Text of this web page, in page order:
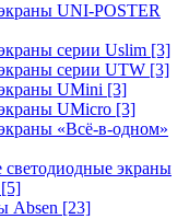
UNI-POSTER
серии Uslim [3]
серии UTW [3]
UMini [3]
UMicro [3]
«Всё-в-одном»
экраны
[5]
Absen [23]